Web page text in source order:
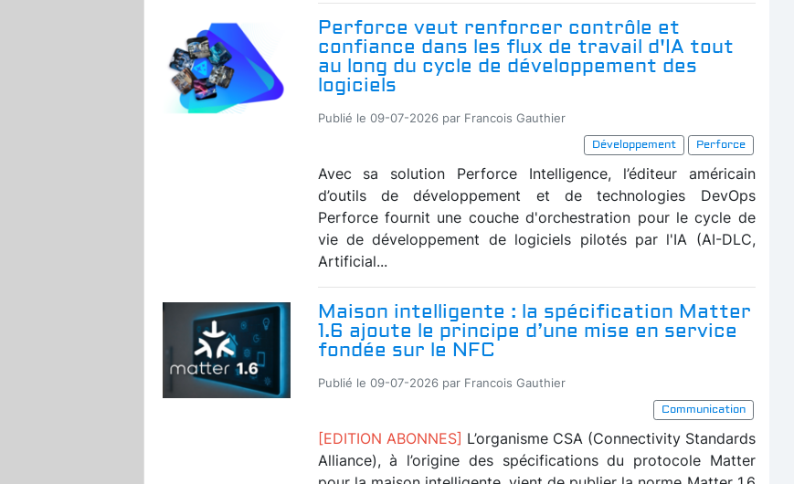
Perforce veut renforcer contrôle et
confiance dans les flux de travail d'IA tout
au long du cycle de développement des
logiciels
Publié le 09-07-2026 par Francois Gauthier
Développement
Perforce
Avec sa solution Perforce Intelligence, l’éditeur américain
d’outils de développement et de technologies DevOps
Perforce fournit une couche d'orchestration pour le cycle de
vie de développement de logiciels pilotés par l'IA (AI-DLC,
Artificial...
Maison intelligente : la spécification Matter
1.6 ajoute le principe d’une mise en service
fondée sur le NFC
Publié le 09-07-2026 par Francois Gauthier
Communication
[EDITION ABONNES] L’organisme CSA (Connectivity Standards
Alliance), à l’origine des spécifications du protocole Matter